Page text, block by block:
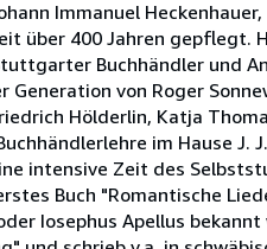
Immanuel
über 400 Jahren gepflegt.
Buchhändler und
von Roger
Hölderlin, Katja
im Hause J.
intensive Zeit des
Buch "Romantische
Iosephus Apellus